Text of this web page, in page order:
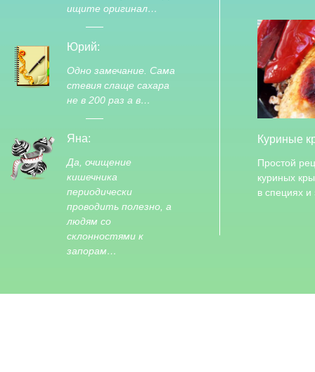
ищите оригинал…
Юрий:
Одно замечание. Сама
стевия слаще сахара
не в 200 раз а в…
Яна:
Да, очищение
кишечника
периодически
проводить полезно, а
людям со
склонностями к
запорам…
Куриные
Простой
куриных
в специях